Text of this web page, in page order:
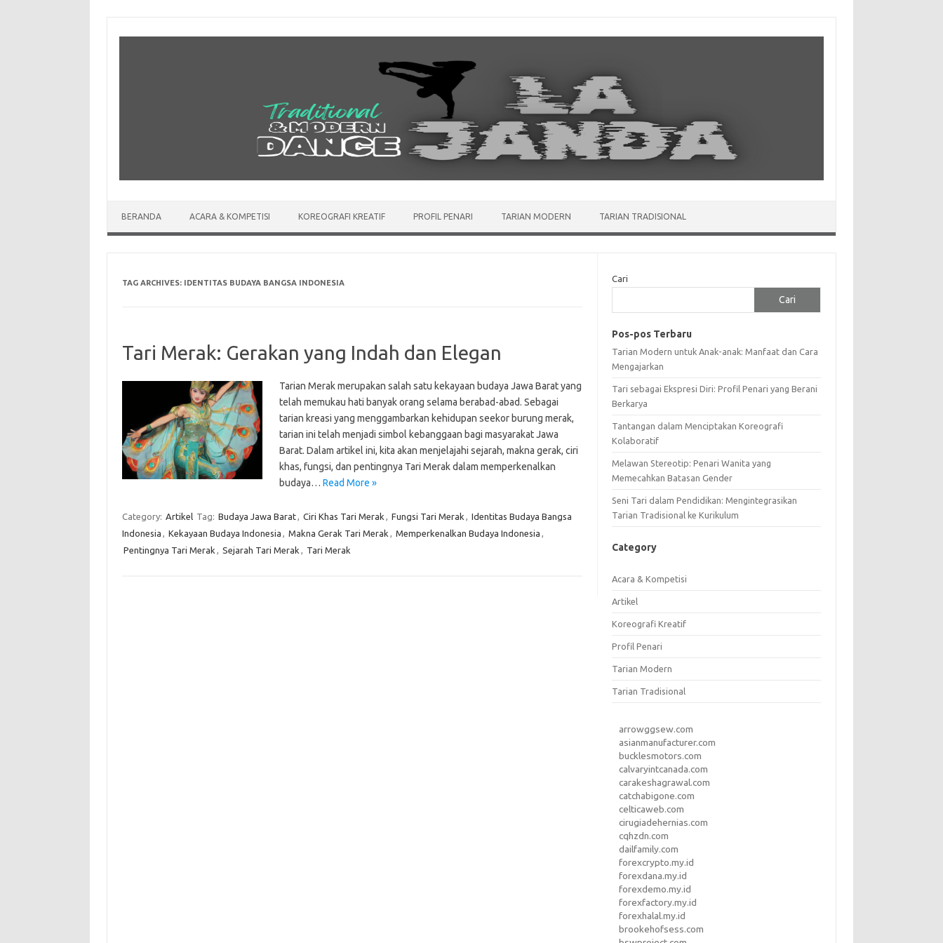
BERANDA ACARA & KOMPETISI KOREOGRAFI KREATIF PROFIL PENARI TARIAN MODERN TARIAN TRADISIONAL
TAG ARCHIVES: IDENTITAS BUDAYA BANGSA INDONESIA
Tari Merak: Gerakan yang Indah dan Elegan
Tarian Merak merupakan salah satu kekayaan budaya Jawa Barat yang
telah memukau hati banyak orang selama berabad-abad. Sebagai
tarian kreasi yang menggambarkan kehidupan seekor burung merak,
tarian ini telah menjadi simbol kebanggaan bagi masyarakat Jawa
Barat. Dalam artikel ini, kita akan menjelajahi sejarah, makna gerak, ciri
khas, fungsi, dan pentingnya Tari Merak dalam memperkenalkan
budaya… Read More »
Category: Artikel Tag: Budaya Jawa Barat Ciri Khas Tari Merak Fungsi Tari Merak
Identitas Budaya Bangsa
Indonesia
Kekayaan Budaya Indonesia Makna Gerak Tari Merak Memperkenalkan Budaya Indonesia
Pentingnya Tari Merak
Sejarah Tari Merak Tari Merak
Cari
Cari
Pos-pos Terbaru
Tarian Modern untuk Anak-anak: Manfaat dan Cara
Mengajarkan
Tari sebagai Ekspresi Diri: Profil Penari yang Berani
Berkarya
Tantangan dalam Menciptakan Koreografi
Kolaboratif
Melawan Stereotip: Penari Wanita yang
Memecahkan Batasan Gender
Seni Tari dalam Pendidikan: Mengintegrasikan
Tarian Tradisional ke Kurikulum
Category
Acara & Kompetisi
Artikel
Koreografi Kreatif
Profil Penari
Tarian Modern
Tarian Tradisional
arrowggsew.com
asianmanufacturer.com
bucklesmotors.com
calvaryintcanada.com
carakeshagrawal.com
catchabigone.com
celticaweb.com
cirugiadehernias.com
cqhzdn.com
dailfamily.com
forexcrypto.my.id
forexdana.my.id
forexdemo.my.id
forexfactory.my.id
forexhalal.my.id
brookehofsess.com